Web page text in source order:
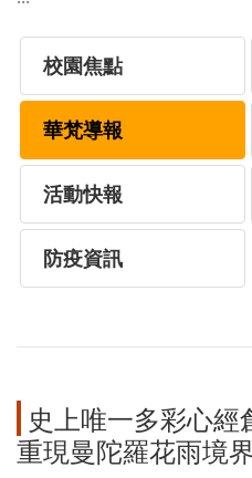
校園焦點
華梵導報
活動快報
防疫資訊
史上唯一多彩心經
重現曼陀羅花雨境